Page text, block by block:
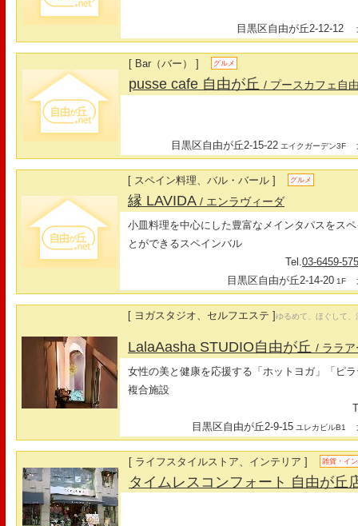
目黒区自由が丘2-12-12
[ Bar（バー） ] グルメ
pusse cafe 自由が丘/ プースカフェ自
目黒区自由が丘2-15-22 エイクガーデン3F
[ スペイン料理、バル・バール ] グルメ
縁 LAVIDA/ エンラヴィーダ
小皿料理を中心にした豊富なメインタパスをス
とができるスペインバル
Tel.03-6459-
目黒区自由が丘2-14-20 1F
[ ヨガスタジオ、セルフエステ ]ゆるめて、ほぐして
LalaAasha STUDIO自由が丘/ ララ
女性の美と健康を応援する「ホットヨガ」「ピ
複合施設
目黒区自由が丘2-9-15 ユレカビルB1
[ ライフスタイルストア、インテリア ] 雑貨・イ
タイムレスコンフォート 自由が丘